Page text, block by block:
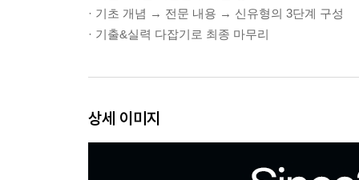
· 기초 개념 → 전문 내용 → 신유형의 3단계 구성
· 기출&실력 다잡기로 최종 마무리
상세 이미지